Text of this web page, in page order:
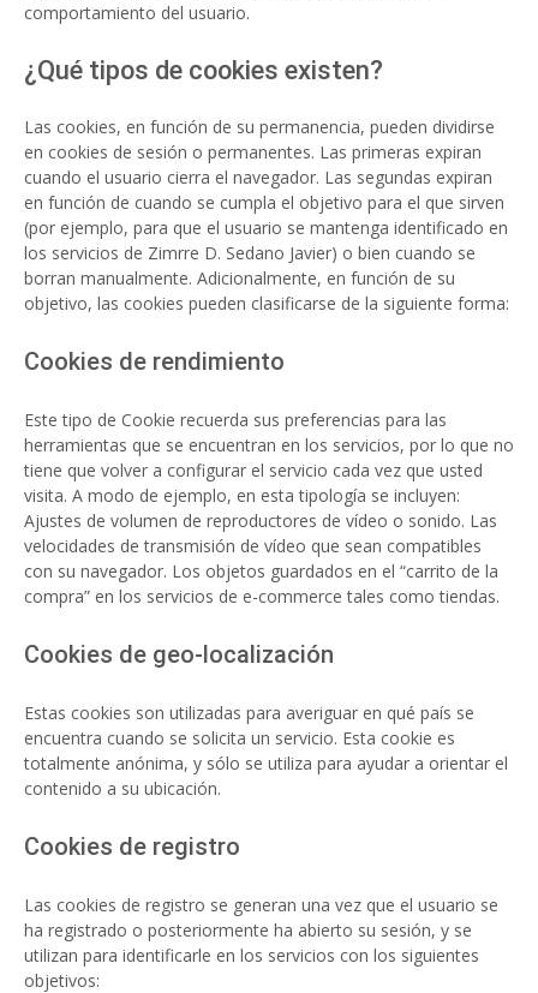
comportamiento del usuario.
¿Qué tipos de cookies existen?
Las cookies, en función de su permanencia, pueden dividirse
en cookies de sesión o permanentes. Las primeras expiran
cuando el usuario cierra el navegador. Las segundas expiran
en función de cuando se cumpla el objetivo para el que sirven
(por ejemplo, para que el usuario se mantenga identificado en
los servicios de Zimrre D. Sedano Javier) o bien cuando se
borran manualmente. Adicionalmente, en función de su
objetivo, las cookies pueden clasificarse de la siguiente forma:
Cookies de rendimiento
Este tipo de Cookie recuerda sus preferencias para las
herramientas que se encuentran en los servicios, por lo que no
tiene que volver a configurar el servicio cada vez que usted
visita. A modo de ejemplo, en esta tipología se incluyen:
Ajustes de volumen de reproductores de vídeo o sonido. Las
velocidades de transmisión de vídeo que sean compatibles
con su navegador. Los objetos guardados en el “carrito de la
compra” en los servicios de e-commerce tales como tiendas.
Cookies de geo-localización
Estas cookies son utilizadas para averiguar en qué país se
encuentra cuando se solicita un servicio. Esta cookie es
totalmente anónima, y sólo se utiliza para ayudar a orientar el
contenido a su ubicación.
Cookies de registro
Las cookies de registro se generan una vez que el usuario se
ha registrado o posteriormente ha abierto su sesión, y se
utilizan para identificarle en los servicios con los siguientes
objetivos: